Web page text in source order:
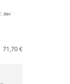
der
71,70 €